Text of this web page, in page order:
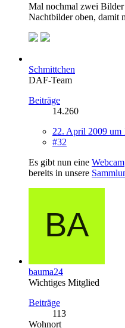
Mal nochmal zwei
Nachtbilder oben, damit
Schmittchen
DAF-Team
Beiträge
14.260
22. April 2009 um
#32
Es gibt nun eine Webcam
bereits in unsere
bauma24
Wichtiges Mitglied
Beiträge
113
Wohnort